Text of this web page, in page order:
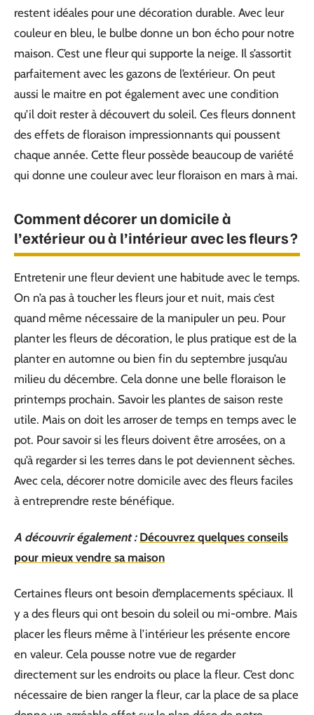
restent idéales pour une décoration durable. Avec leur
couleur en bleu, le bulbe donne un bon écho pour notre
maison. C’est une fleur qui supporte la neige. Il s’assortit
parfaitement avec les gazons de l’extérieur. On peut
aussi le maitre en pot également avec une condition
qu’il doit rester à découvert du soleil. Ces fleurs donnent
des effets de floraison impressionnants qui poussent
chaque année. Cette fleur possède beaucoup de variété
qui donne une couleur avec leur floraison en mars à mai.
Comment décorer un domicile à
l’extérieur ou à l’intérieur avec les fleurs ?
Entretenir une fleur devient une habitude avec le temps.
On n’a pas à toucher les fleurs jour et nuit, mais c’est
quand même nécessaire de la manipuler un peu. Pour
planter les fleurs de décoration, le plus pratique est de la
planter en automne ou bien fin du septembre jusqu’au
milieu du décembre. Cela donne une belle floraison le
printemps prochain. Savoir les plantes de saison reste
utile. Mais on doit les arroser de temps en temps avec le
pot. Pour savoir si les fleurs doivent être arrosées, on a
qu’à regarder si les terres dans le pot deviennent sèches.
Avec cela, décorer notre domicile avec des fleurs faciles
à entreprendre reste bénéfique.
A découvrir également : Découvrez quelques conseils
pour mieux vendre sa maison
Certaines fleurs ont besoin d’emplacements spéciaux. Il
y a des fleurs qui ont besoin du soleil ou mi-ombre. Mais
placer les fleurs même à l’intérieur les présente encore
en valeur. Cela pousse notre vue de regarder
directement sur les endroits ou place la fleur. C’est donc
nécessaire de bien ranger la fleur, car la place de sa place